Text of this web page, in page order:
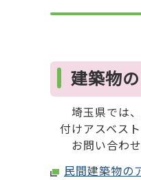
建築物
埼玉県では
付けアスベス
お問い合わ
民間建築物の